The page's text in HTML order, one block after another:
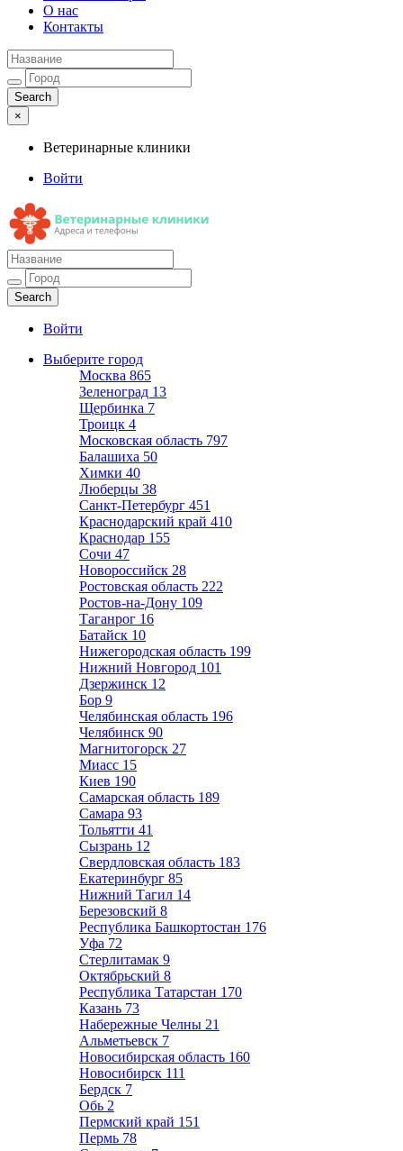
О нас
Контакты
×
Ветеринарные клиники
Войти
Ветеринарные клиники
Адреса и телефоны
Войти
Выберите город
Москва 865
Зеленоград 13
Щербинка 7
Троицк 4
Московская область 797
Балашиха 50
Химки 40
Люберцы 38
Санкт-Петербург 451
Краснодарский край 410
Краснодар 155
Сочи 47
Новороссийск 28
Ростовская область 222
Ростов-на-Дону 109
Таганрог 16
Батайск 10
Нижегородская область 199
Нижний Новгород 101
Дзержинск 12
Бор 9
Челябинская область 196
Челябинск 90
Магнитогорск 27
Миасс 15
Киев 190
Самарская область 189
Самара 93
Тольятти 41
Сызрань 12
Свердловская область 183
Екатеринбург 85
Нижний Тагил 14
Березовский 8
Республика Башкортостан 176
Уфа 72
Стерлитамак 9
Октябрьский 8
Республика Татарстан 170
Казань 73
Набережные Челны 21
Альметьевск 7
Новосибирская область 160
Новосибирск 111
Бердск 7
Обь 2
Пермский край 151
Пермь 78